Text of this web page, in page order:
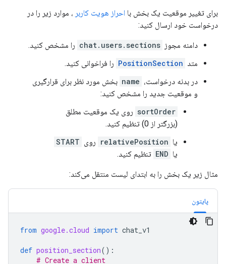
برای تغییر موقعیت یک بخش با احراز هویت کاربر ، موارد زیر را در
درخواست خود ارسال کنید:
دامنه مجوز chat.users.sections را مشخص کنید.
متد PositionSection را فراخوانی کنید.
در بدنه درخواست، name بخش مورد نظر برای قرارگیری
و موقعیت جدید را مشخص کنید:
sortOrder روی یک موقعیت مطلق
(بزرگتر از 0) تنظیم کنید.
یا relativePosition روی START
یا END تنظیم کنید.
مثال زیر یک بخش را به ابتدای لیست منتقل می‌کند:
پایتون
from google.cloud import chat_v1
def position_section():
# Create a client